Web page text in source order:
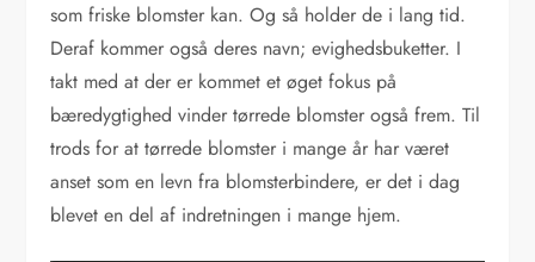
som friske blomster kan. Og så holder de i lang tid.
Deraf kommer også deres navn; evighedsbuketter. I
takt med at der er kommet et øget fokus på
bæredygtighed vinder tørrede blomster også frem. Til
trods for at tørrede blomster i mange år har været
anset som en levn fra blomsterbindere, er det i dag
blevet en del af indretningen i mange hjem.